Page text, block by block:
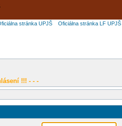
stránka UPJŠ Oficiálna stránka LF UPJŠ
!!! - - -